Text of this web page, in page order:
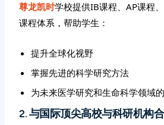
尊龙凯时学校提供IB课程、AP课程
课程体系，帮助学生：
提升全球化视野
掌握先进的科学研究方法
为未来医学研究和生命科学领域
2. 与国际顶尖高校与科研机构